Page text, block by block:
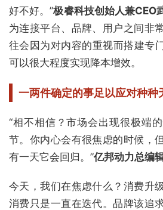
好不好。”极睿科技创始人兼CEO
为连接平台、品牌、用户之间非
往会因为对内容的重视而搭建专
可以很大程度实现降本增效。
一两件确定的事足以应对种种
“相不相信？市场会出现很极端
节。你内心会有很焦虑的时候，
有一天它会回归。”亿邦动力总编
今天，我们在焦虑什么？消费升
消费只是一直在迭代。品牌该追